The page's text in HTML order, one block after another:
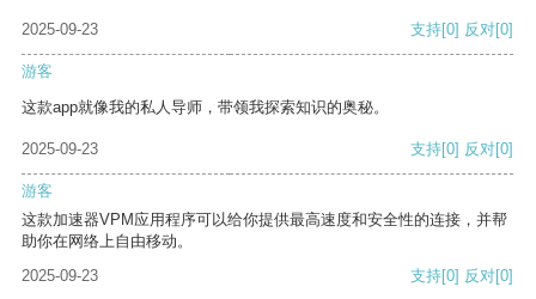
2025-09-23 支持[0] 反对[0]
游客
这款app就像我的私人导师，带领我探索知识的奥秘。
2025-09-23 支持[0] 反对[0]
游客
这款加速器VPM应用程序可以给你提供最高速度和安全性的连接，并帮
助你在网络上自由移动。
2025-09-23
支持[0] 反对[0]